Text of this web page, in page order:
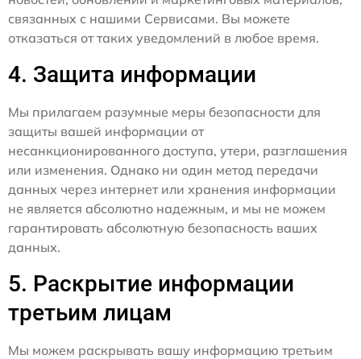
связанных с нашими Сервисами. Вы можете
отказаться от таких уведомлений в любое время.
4. Защита информации
Мы прилагаем разумные меры безопасности для
защиты вашей информации от
несанкционированного доступа, утери, разглашения
или изменения. Однако ни один метод передачи
данных через интернет или хранения информации
не является абсолютно надежным, и мы не можем
гарантировать абсолютную безопасность ваших
данных.
5. Раскрытие информации
третьим лицам
Мы можем раскрывать вашу информацию третьим